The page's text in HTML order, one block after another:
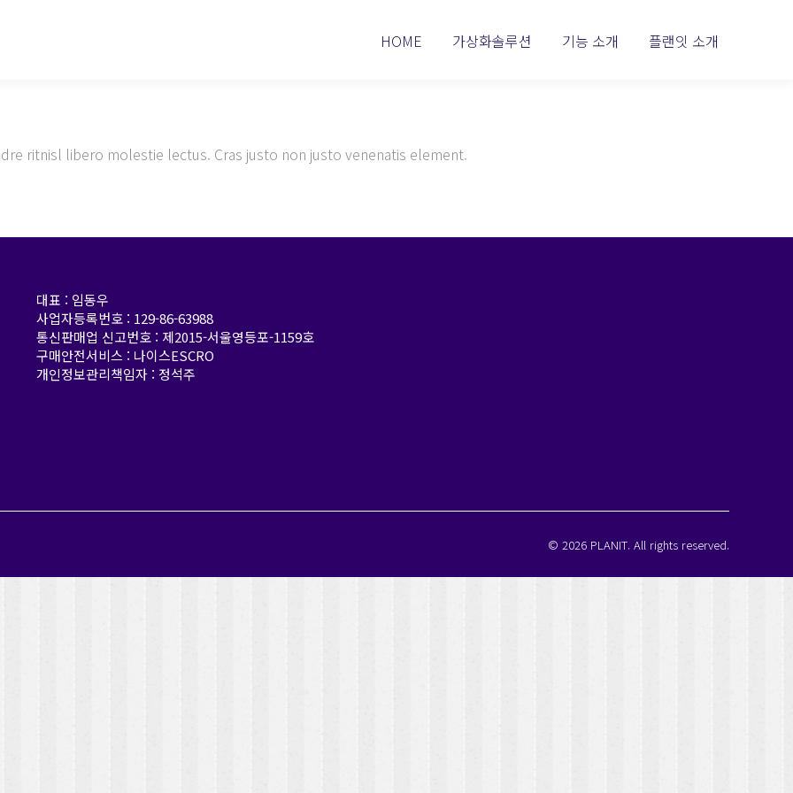
HOME 가상화솔루션 기능 소개 플랜잇 소개
ritnisl libero molestie lectus. Cras justo non justo venenatis element.
대표 : 임동우
사업자등록번호 : 129-86-63988
통신판매업 신고번호 : 제2015-서울영등포-1159호
구매안전서비스 : 나이스ESCRO
개인정보관리책임자 : 정석주
© 2026 PLANIT. All rights reserved.